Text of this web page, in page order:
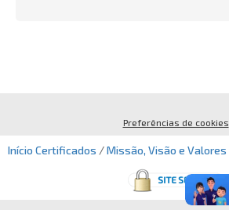
Preferências de cookies
Início Certificados /Missão, Visão e Valores